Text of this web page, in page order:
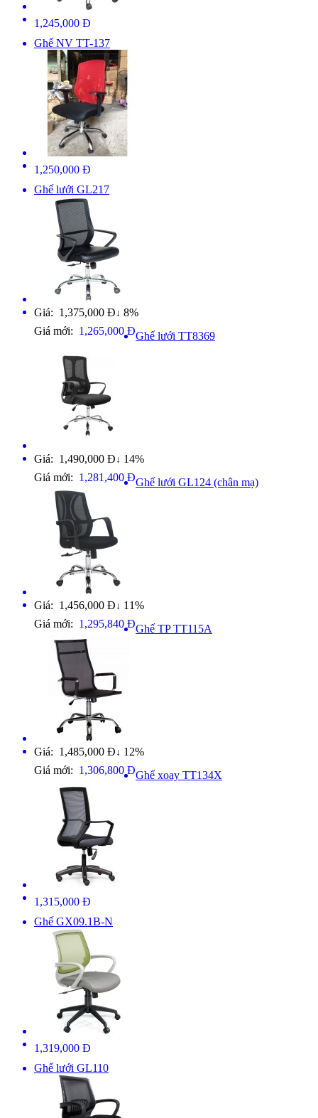
1,245,000 Đ
Ghế NV TT-137
1,250,000 Đ
Ghế lưới GL217
Giá: 1,375,000 Đ ↓ 8%
Giá mới: 1,265,000 ĐGhế lưới TT8369
Giá: 1,490,000 Đ ↓ 14%
Giá mới: 1,281,400 ĐGhế lưới GL124 (chân mạ)
Giá: 1,456,000 Đ ↓ 11%
Giá mới: 1,295,840 ĐGhế TP TT115A
Giá: 1,485,000 Đ ↓ 12%
Giá mới: 1,306,800 ĐGhế xoay TT134X
1,315,000 Đ
Ghế GX09.1B-N
1,319,000 Đ
Ghế lưới GL110